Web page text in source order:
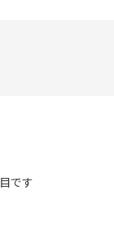
です